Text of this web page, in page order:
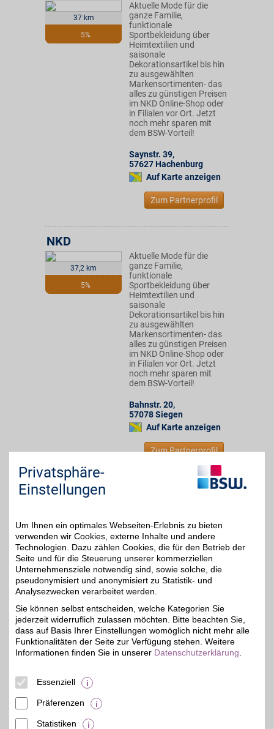
37 km
5%
Aktuelle Mode für die
ganze Familie,
funktionale
Sportbekleidung über
Heimtextilien und
saisonale
Dekorationsartikel bis hin
zu ausgewählten
Markensortimenten- das
alles zu günstigen Preisen
im NKD Online-Shop oder
in Filialen vor Ort. Jetzt
noch mehr sparen mit
dem BSW-Vorteil!
Saynstr. 39,
57627 Hachenburg
Auf Karte anzeigen
Zum Partnerprofil
37,2 km
5%
NKD
Aktuelle Mode für die
ganze Familie,
funktionale
Sportbekleidung über
Heimtextilien und
saisonale
Dekorationsartikel bis hin
zu ausgewählten
Markensortimenten- das
alles zu günstigen Preisen
im NKD Online-Shop oder
in Filialen vor Ort. Jetzt
noch mehr sparen mit
dem BSW-Vorteil!
Bahnstr. 20,
57078Siegen
Auf Karte anzeigen
Zum Partnerprofil
5%
NKD
funktionale
Sportbekleidung über
Heimtextilien und
saisonale
Dekorationsartikel bis hin
zu ausgewählten
Markensortimenten- das
alles zu günstigen Preisen
im NKD Online-Shop oder
in Filialen vor Ort. Jetzt
noch mehr sparen mit
dem BSW-Vorteil!
Am Riedborn 28a,
Privatsphäre-
Einstellungen
Um Ihnen ein optimales Webseiten-Erlebnis zu bieten
verwenden wir Cookies, externe Inhalte und andere
Technologien. Dazu zählen Cookies, die für den Betrieb der
Seite und für die Steuerung unserer kommerziellen
Unternehmensziele notwendig sind, sowie solche, die
pseudonymisiert und anonymisiert zu Statistik- und
Analysezwecken verarbeitet werden.
Sie können selbst entscheiden, welche Kategorien Sie
jederzeit widerruflich zulassen möchten. Bitte beachten Sie,
dass auf Basis Ihrer Einstellungen womöglich nicht mehr alle
Funktionalitäten der Seite zur Verfügung stehen. Weitere
Informationen finden Sie in unserer Datenschutzerklärung
Essenziell
Präferenzen
Statistiken